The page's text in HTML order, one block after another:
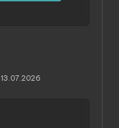
13.07.2026